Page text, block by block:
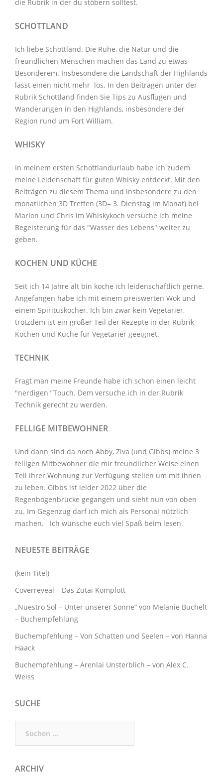
die Rubrik in der du stöbern solltest.
SCHOTTLAND
Ich liebe Schottland. Die Ruhe, die Natur und die
freundlichen Menschen machen das Land zu etwas
Besonderem. Insbesondere die Landschaft der Highlands
lässt einen nicht mehr los. In den Beiträgen unter der
Rubrik Schottland finden Sie Tips zu Ausflügen und
Wanderungen in den Highlands, insbesondere der
Region rund um Fort William.
WHISKY
In meinem ersten Schottlandurlaub habe ich zudem
meine Leidenschaft für guten Whisky entdeckt. Mit den
Beiträgen zu diesem Thema und insbesondere zu den
monatlichen 3D Treffen (3D= 3. Dienstag im Monat) bei
Marion und Chris im Whiskykoch versuche ich meine
Begeisterung für das "Wasser des Lebens" weiter zu
geben.
KOCHEN UND KÜCHE
Seit ich 14 Jahre alt bin koche ich leidenschaftlich gerne.
Angefangen habe ich mit einem preiswerten Wok und
einem Spirituskocher. Ich bin zwar kein Vegetarier,
trotzdem ist ein großer Teil der Rezepte in der Rubrik
Kochen und Küche für Vegetarier geeignet.
TECHNIK
Fragt man meine Freunde habe ich schon einen leicht
"nerdigen" Touch. Dem versuche ich in der Rubrik
Technik gerecht zu werden.
FELLIGE MITBEWOHNER
Und dann sind da noch Abby, Ziva (und Gibbs) meine 3
felligen Mitbewohner die mir freundlicher Weise einen
Teil ihrer Wohnung zur Verfügung stellen um mit ihnen
zu leben. Gibbs ist leider 2022 über die
Regenbogenbrücke gegangen und sieht nun von oben
zu. Im Gegenzug darf ich mich als Personal nützlich
machen. Ich wünsche euch viel Spaß beim lesen.
NEUESTE BEITRÄGE
(kein Titel)
Coverreveal – Das Zutai Komplott
„Nuestro Sol – Unter unserer Sonne“ von Melanie Buchelt
– Buchempfehlung
Buchempfehlung – Von Schatten und Seelen – von Hanna
Haack
Buchempfehlung – Arenlai Unsterblich – von Alex C.
Weiss
SUCHE
nach:
ARCHIV